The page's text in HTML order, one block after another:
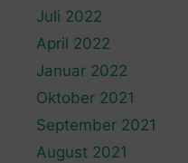
Juli 2022
April 2022
Januar 2022
Oktober 2021
September 2021
August 2021